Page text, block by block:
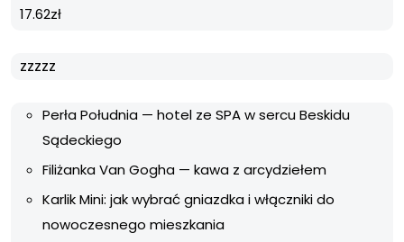
17.62zł
zzzzz
Perła Południa — hotel ze SPA w sercu Beskidu
Sądeckiego
Filiżanka Van Gogha — kawa z arcydziełem
Karlik Mini: jak wybrać gniazdka i włączniki do
nowoczesnego mieszkania